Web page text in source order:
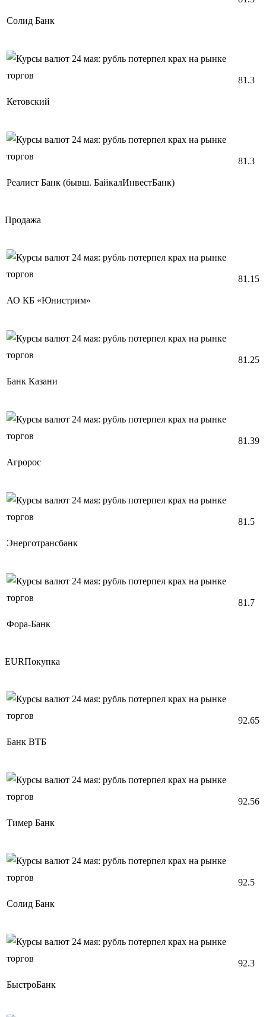
Солид Банк
Кетовский
81.3
Реалист Банк (бывш. БайкалИнвестБанк)
81.3
Продажа
АО КБ «Юнистрим»
81.15
Банк Казани
81.25
Агророс
81.39
Энерготрансбанк
81.5
Фора-Банк
81.7
EURПокупка
Банк ВТБ
92.65
Тимер Банк
92.56
Солид Банк
92.5
БыстроБанк
92.3